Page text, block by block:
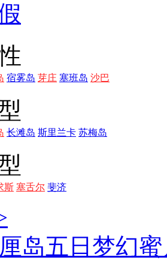
宿雾岛 芽庄 塞班岛 沙巴
长滩岛 斯里兰卡 苏梅岛
斯 塞舌尔 斐济
岛五日梦幻